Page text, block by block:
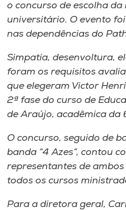
Selecione
o idioma
A+
A-
o concurso de escolha da
universitário. O evento
nas dependências do
Simpatia, desenvoltura,
foram os requisitos
que elegeram Victor
2ª fase do curso de
de Araújo, acadêmica da
O concurso, seguido de
banda “4 Azes”, contou
representantes de
todos os cursos
Para a diretora geral,